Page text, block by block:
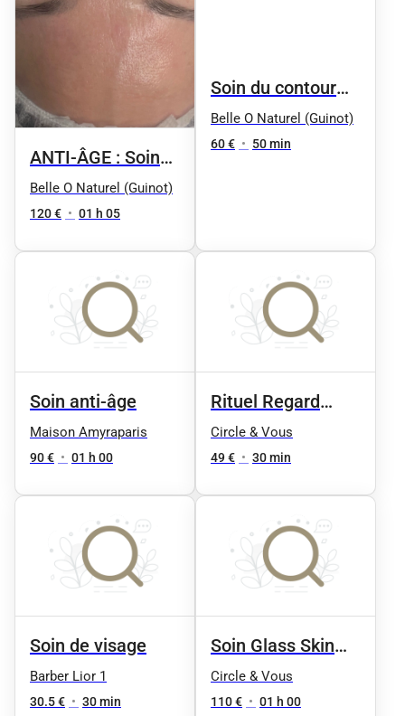
ANTI-ÂGE : Soin
repulpant
hydratant : HYDRA
Belle O Naturel (Guinot)
120 € • 01 h 05
Soin du contour
des yeux "Phyt'
Sublim eyes" by
Belle O Naturel (Guinot)
60 € • 50 min
Soin anti-âge
Maison Amyraparis
90 € • 01 h 00
Rituel Regard
Liftant -
Défatiguant
Circle & Vous
49 € • 30 min
Soin de visage
Barber Lior 1
30.5 € • 30 min
Soin Glass Skin
Effet peau de
verre - 1 séance
Circle & Vous
110 € • 01 h 00